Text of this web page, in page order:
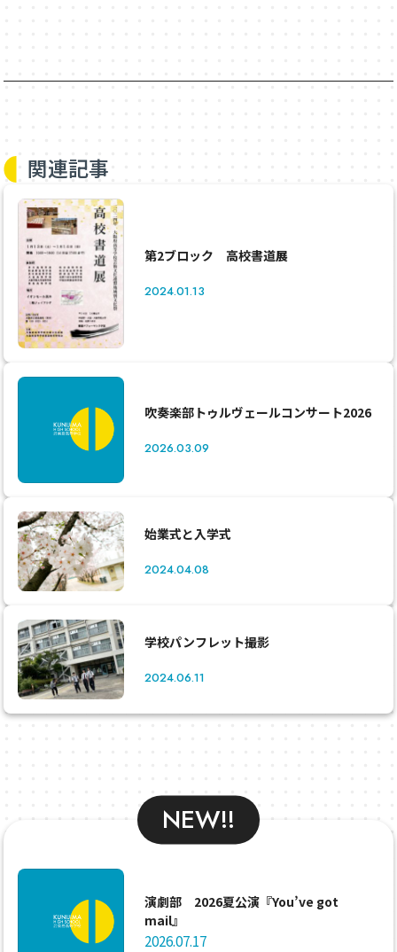
関連記事
第2ブロック 高校書道展
2024.01.13
吹奏楽部トゥルヴェールコンサート2026
2026.03.09
始業式と入学式
2024.04.08
学校パンフレット撮影
2024.06.11
NEW!!
演劇部 2026夏公演『You’ve got
mail』
2026.07.17